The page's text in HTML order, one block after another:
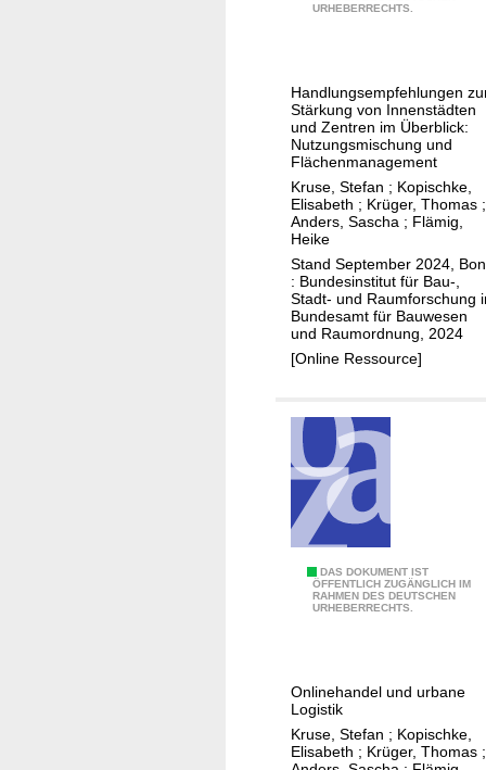
d
e
m
i
e
a
u
f
d
e
n
e
h
a
n
S
t
URHEBERRECHTS.
r
k
u
n
g
e
n
d
e
r
C
D
-
9
-
m
i
e
Handlungsempfehlungen
Stärkung von Innenstädten
und Zentren im Überblick:
Nutzungsmischung und
Flächenmanagement
Kruse, Stefan ; Kopischke,
Elisabeth ; Krüger, Thomas ;
Anders, Sascha ; Flämig,
Heike
Stand September 2024,
: Bundesinstitut für Bau-,
Stadt- und Raumforschung
Bundesamt für Bauwesen
und Raumordnung, 2024
[Online Ressource]
DAS DOKUMENT IST
ÖFFENTLICH ZUGÄNGLICH IM
RAHMEN DES DEUTSCHEN
URHEBERRECHTS.
r
k
u
Onlinehandel und urbane
Logistik
Kruse, Stefan ; Kopischke,
Elisabeth ; Krüger, Thomas ;